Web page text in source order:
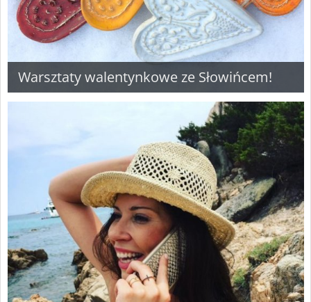
Warsztaty walentynkowe ze Słowińcem!